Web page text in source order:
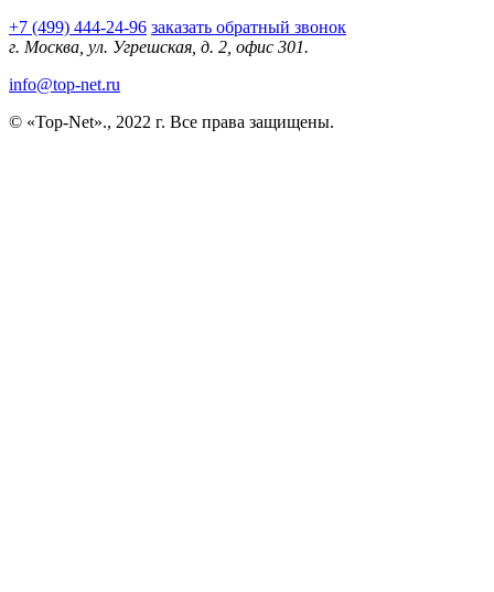
+7 (499) 444-24-96 заказать обратный звонок
г. Москва, ул. Угрешская, д. 2, офис 301.
info@top-net.ru
© «Top-Net»., 2022 г. Все права защищены.